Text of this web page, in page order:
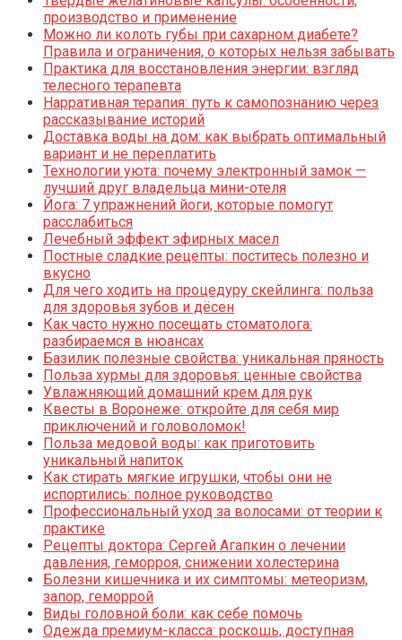
производство и применение
Можно ли колоть губы при сахарном диабете?
Правила и ограничения, о которых нельзя забывать
Практика для восстановления энергии: взгляд
телесного терапевта
Нарративная терапия: путь к самопознанию через
рассказывание историй
Доставка воды на дом: как выбрать оптимальный
вариант и не переплатить
Технологии уюта: почему электронный замок —
лучший друг владельца мини-отеля
Йога: 7 упражнений йоги, которые помогут
расслабиться
Лечебный эффект эфирных масел
Постные сладкие рецепты: поститесь полезно и
вкусно
Для чего ходить на процедуру скейлинга: польза
для здоровья зубов и дёсен
Как часто нужно посещать стоматолога:
разбираемся в нюансах
Базилик полезные свойства: уникальная пряность
Польза хурмы для здоровья: ценные свойства
Увлажняющий домашний крем для рук
Квесты в Воронеже: откройте для себя мир
приключений и головоломок!
Польза медовой воды: как приготовить
уникальный напиток
Как стирать мягкие игрушки, чтобы они не
испортились: полное руководство
Профессиональный уход за волосами: от теории к
практике
Рецепты доктора: Сергей Агапкин о лечении
давления, геморроя, снижении холестерина
Болезни кишечника и их симптомы: метеоризм,
запор, геморрой
Виды головной боли: как себе помочь
Одежда премиум-класса: роскошь, доступная